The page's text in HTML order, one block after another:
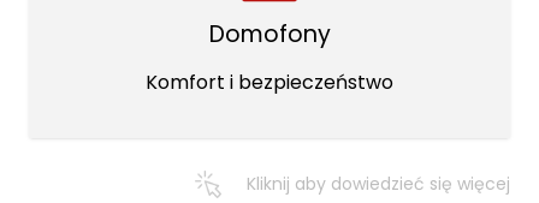
Domofony
Komfort i bezpieczeństwo
Kliknij aby dowiedzieć się więcej